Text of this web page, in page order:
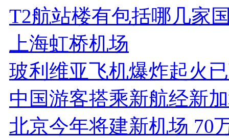
T2航站楼有包括哪几家
上海虹桥机场
玻利维亚飞机爆炸起火
中国游客搭乘新航经新
北京今年将建新机场 70